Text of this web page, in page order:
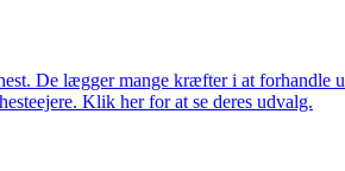
De lægger mange kræfter i at forhandle
Klik her for at se deres udvalg.